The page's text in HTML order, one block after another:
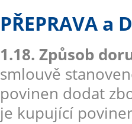
PŘEPRAVA a
1.18. Způsob
smlouvě
povinen dodat
je kupující